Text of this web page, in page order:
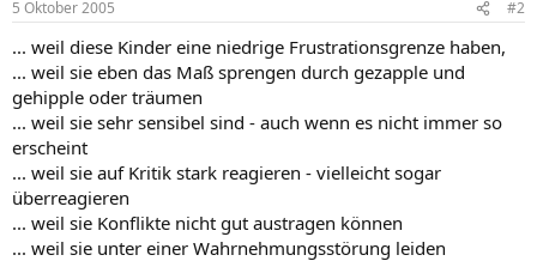
5 Oktober 2005 #2
... weil diese Kinder eine niedrige Frustrationsgrenze haben,
... weil sie eben das Maß sprengen durch gezapple und
gehipple oder träumen
... weil sie sehr sensibel sind - auch wenn es nicht immer so
erscheint
... weil sie auf Kritik stark reagieren - vielleicht sogar
überreagieren
... weil sie Konflikte nicht gut austragen können
... weil sie unter einer Wahrnehmungsstörung leiden